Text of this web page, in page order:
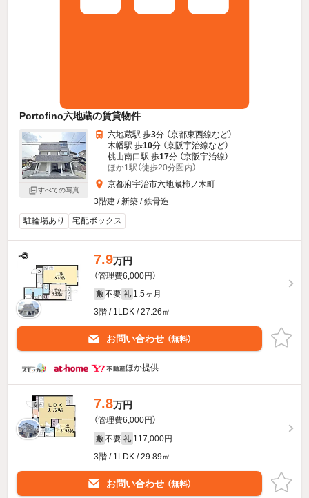
Portofino六地蔵の賃貸物件
すべての写真
六地蔵駅 歩3分 （京都東西線など）
木幡駅 歩10分 （京阪宇治線など）
桃山南口駅 歩17分 （京阪宇治線）
ほか1駅（徒歩20分圏内）
京都府宇治市六地蔵柿ノ木町
3階建 / 新築 / 鉄骨造
駐輪場あり
宅配ボックス
7.9万円
（管理費6,000円）
敷 不要 礼 1.5ヶ月
3階 / 1LDK / 27.26㎡
お問い合わせ （無料）
ほか提供
7.8万円
（管理費6,000円）
敷 不要 礼 117,000円
3階 / 1LDK / 29.89㎡
お問い合わせ （無料）